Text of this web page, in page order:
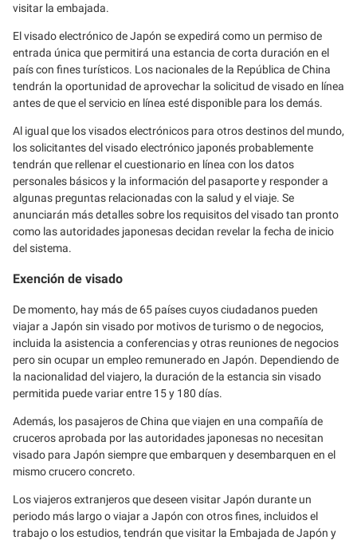
visitar la embajada.
El visado electrónico de Japón se expedirá como un permiso de
entrada única que permitirá una estancia de corta duración en el
país con fines turísticos. Los nacionales de la República de China
tendrán la oportunidad de aprovechar la solicitud de visado en línea
antes de que el servicio en línea esté disponible para los demás.
Al igual que los visados electrónicos para otros destinos del mundo,
los solicitantes del visado electrónico japonés probablemente
tendrán que rellenar el cuestionario en línea con los datos
personales básicos y la información del pasaporte y responder a
algunas preguntas relacionadas con la salud y el viaje. Se
anunciarán más detalles sobre los requisitos del visado tan pronto
como las autoridades japonesas decidan revelar la fecha de inicio
del sistema.
Exención de visado
De momento, hay más de 65 países cuyos ciudadanos pueden
viajar a Japón sin visado por motivos de turismo o de negocios,
incluida la asistencia a conferencias y otras reuniones de negocios
pero sin ocupar un empleo remunerado en Japón. Dependiendo de
la nacionalidad del viajero, la duración de la estancia sin visado
permitida puede variar entre 15 y 180 días.
Además, los pasajeros de China que viajen en una compañía de
cruceros aprobada por las autoridades japonesas no necesitan
visado para Japón siempre que embarquen y desembarquen en el
mismo crucero concreto.
Los viajeros extranjeros que deseen visitar Japón durante un
periodo más largo o viajar a Japón con otros fines, incluidos el
trabajo o los estudios, tendrán que visitar la Embajada de Japón y